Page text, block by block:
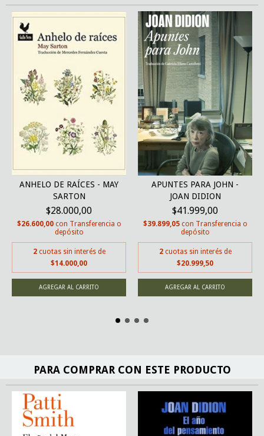
ANHELO DE RAÍCES - MAY
SARTON
$28.000,00
$26.600,00 con Transferencia o
depósito
2 cuotas sin interés de
$14.000,00
APUNTES PARA JOHN -
JOAN DIDION
$41.999,00
$39.899,05 con Transferencia o
depósito
2 cuotas sin interés de
$20.999,50
PARA COMPRAR CON ESTE PRODUCTO